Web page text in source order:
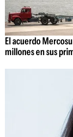
El acuerdo
millones en sus